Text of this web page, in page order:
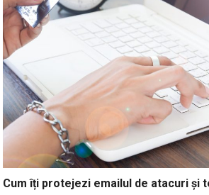
Cum îți protejezi emailul de atacuri și